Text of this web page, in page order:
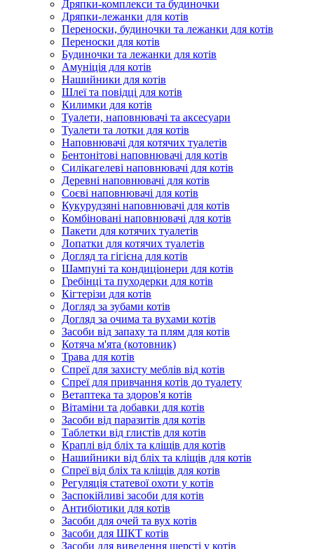
Дряпки-комплекси та будиночки
Дряпки-лежанки для котів
Переноски, будиночки та лежанки для котів
Переноски для котів
Будиночки та лежанки для котів
Амуніція для котів
Нашийники для котів
Шлеї та повідці для котів
Килимки для котів
Туалети, наповнювачі та аксесуари
Туалети та лотки для котів
Наповнювачі для котячих туалетів
Бентонітові наповнювачі для котів
Силікагелеві наповнювачі для котів
Деревні наповнювачі для котів
Соєві наповнювачі для котів
Кукурудзяні наповнювачі для котів
Комбіновані наповнювачі для котів
Пакети для котячих туалетів
Лопатки для котячих туалетів
Догляд та гігієна для котів
Шампуні та кондиціонери для котів
Гребінці та пуходерки для котів
Кігтерізи для котів
Догляд за зубами котів
Догляд за очима та вухами котів
Засоби від запаху та плям для котів
Котяча м'ята (котовник)
Трава для котів
Спреї для захисту меблів від котів
Спреї для привчання котів до туалету
Ветаптека та здоров'я котів
Вітаміни та добавки для котів
Засоби від паразитів для котів
Таблетки від глистів для котів
Краплі від бліх та кліщів для котів
Нашийники від бліх та кліщів для котів
Спреї від бліх та кліщів для котів
Регуляція статевої охоти у котів
Заспокійливі засоби для котів
Антибіотики для котів
Засоби для очей та вух котів
Засоби для ШКТ котів
Засоби для виведення шерсті у котів